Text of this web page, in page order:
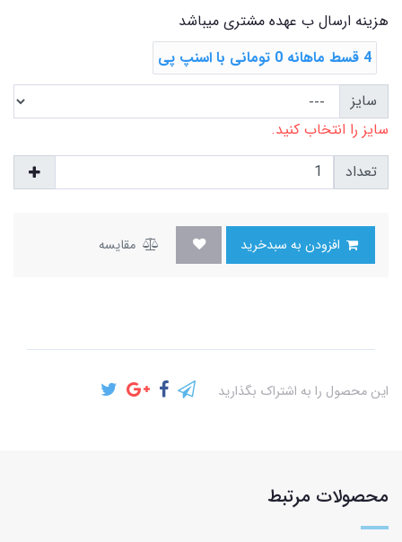
هزینه ارسال ب عهده مشتری میباشد
4 قسط ماهانه 0 تومانی با اسنپ ‌پی
سایز
سایز را انتخاب کنید.
تعداد
مقایسه
این محصول را به اشتراک بگذارید
محصولات مرتبط